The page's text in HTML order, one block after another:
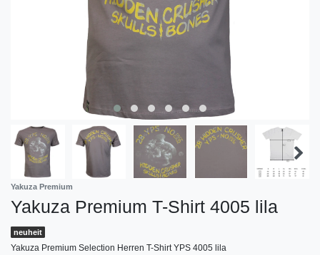
Yakuza Premium
Yakuza Premium T-Shirt 4005 lila
neuheit
Yakuza Premium Selection Herren T-Shirt YPS 4005 lila